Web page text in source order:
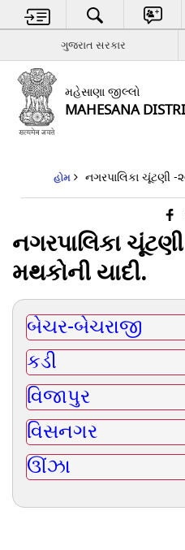
ગુજરાત સરકાર
મહેસાણા જીલ્લો
MAHESANA
હોમ નગરપાલિકા ચૂંટણી -
નગરપાલિકા
મથકોની યાદી.
બેચર-બેચરાજી
કડી
વિજાપુર
વિસનગર
ઊંઝા